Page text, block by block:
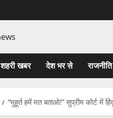
शहरी खबर देश भर से राजनीति
“मुहूर्त हमें मत बताओ!” सुप्रीम कोर्ट